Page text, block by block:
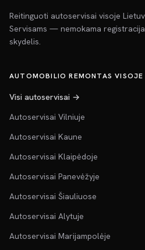
Reitinguoti autoservisai visoje
Servisams — nemokama
skydelis.
AUTOMOBILIO REMONTAS
Visi autoservisai →
Autoservisai Vilniuje
Autoservisai Kaune
Autoservisai Klaipėdoje
Autoservisai Panevėžyje
Autoservisai Šiauliuose
Autoservisai Alytuje
Autoservisai Marijampolėje